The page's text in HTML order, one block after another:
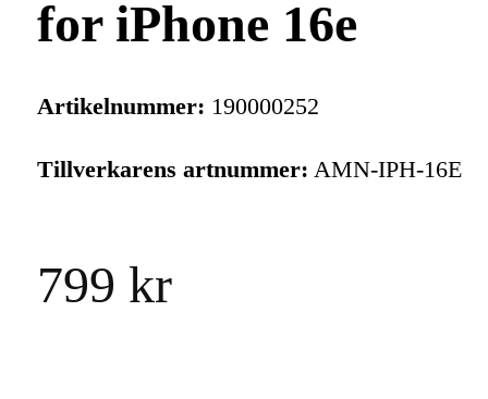
for iPhone 16e
Artikelnummer: 190000252
Tillverkarens artnummer: AMN-IPH-16E
799 kr